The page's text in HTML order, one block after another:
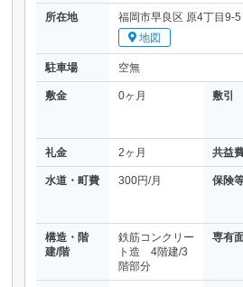
所在地
福岡市早良区 原4丁目
地図
駐車場 空無
敷金 0ヶ月 敷引
礼金 2ヶ月 共益
水道・町費 300円/月 保険
構造・階
建/階
鉄筋コンクリー
ト造 4階建/3
階部分
専有